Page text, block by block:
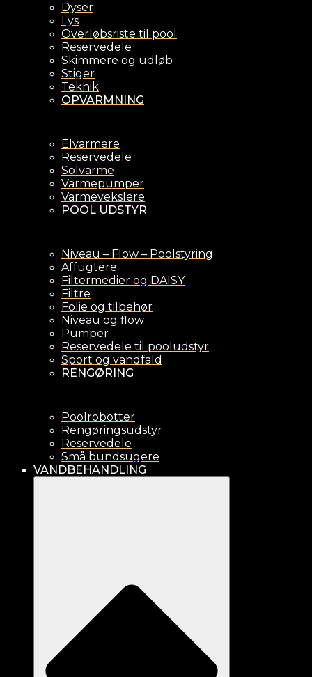
Dyser
Lys
Overløbsriste til pool
Reservedele
Skimmere og udløb
Stiger
Teknik
OPVARMNING
Elvarmere
Reservedele
Solvarme
Varmepumper
Varmevekslere
POOL UDSTYR
Niveau – Flow – Poolstyring
Affugtere
Filtermedier og DAISY
Filtre
Folie og tilbehør
Niveau og flow
Pumper
Reservedele til pooludstyr
Sport og vandfald
RENGØRING
Poolrobotter
Rengøringsudstyr
Reservedele
Små bundsugere
VANDBEHANDLING